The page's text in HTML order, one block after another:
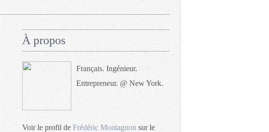
À propos
Français. Ingénieur.
Entrepreneur. @ New York.
Voir le profil de Frédéric Montagnon sur le